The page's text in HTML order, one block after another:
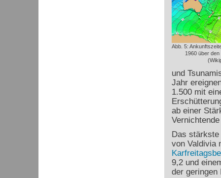
Abb. 5:
1960 über
und
Jahr
1.500 mit
ab einer
Das stärkste
von Valdivia
9,2 und
der geringen